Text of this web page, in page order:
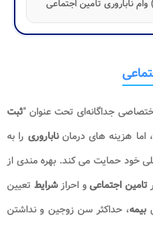
جداگانه‌ای تحت عنوان "ثبت
اما هزینه‌ های درمانناباروری را به
خود حمایت می‌ کند. بهره‌ مندی از
تامین اجتماعیو احرازشرایط تعیین‌
بیمه، حداکثر سن زوجین و نداشتن